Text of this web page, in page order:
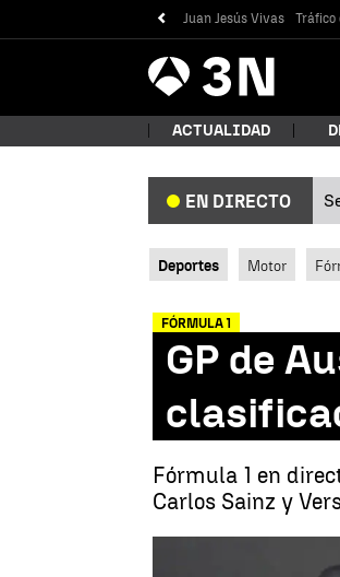
Juan Jesús Vivas Tráfico
Antena
3 Noticias
ACTUALIDAD
EN DIRECTO
Deportes Motor
FÓRMULA 1
GP de
Fórmula 1 en
Carlos Sainz y